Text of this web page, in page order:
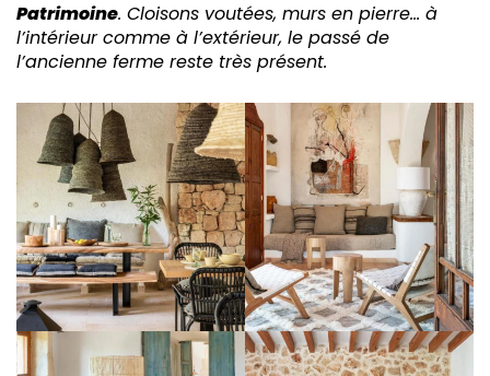
Patrimoine. Cloisons voutées, murs en pierre… à
l’intérieur comme à l’extérieur, le passé de
l’ancienne ferme reste très présent.